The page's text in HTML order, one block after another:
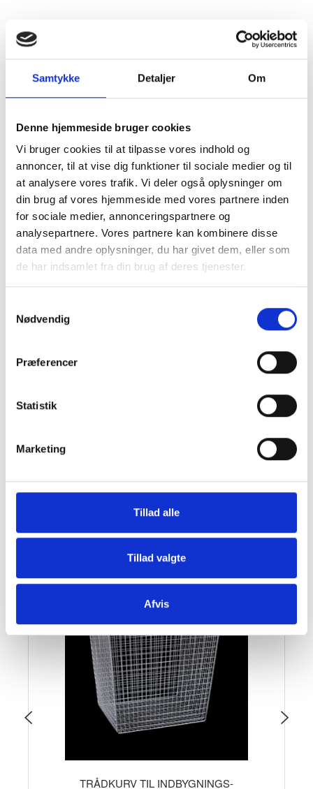
Samtykke Detaljer Om
Denne hjemmeside bruger cookies
Vi bruger cookies til at tilpasse vores indhold og
annoncer, til at vise dig funktioner til sociale medier og til
at analysere vores trafik. Vi deler også oplysninger om
din brug af vores hjemmeside med vores partnere inden
for sociale medier, annonceringspartnere og
analysepartnere. Vores partnere kan kombinere disse
data med andre oplysninger, du har givet dem, eller som
de har indsamlet fra din brug af deres tjenester.
Nødvendig
Præferencer
Statistik
Marketing
Tillad alle
Tillad valgte
Afvis
Affaldsskakt - Åbning til affaldsindkast i bordplade,
rustfri stål / sort, Proox Dark Passion - DP-280
ønsker affaldsbeholderen monteret under bordpladen.
andet.
Produceret i kraftig 2 mm. rustfri stål og lakeret i sort med
flot mat finish.
Beregnet til indbygning i bordplade eller væg og giver en flot
afslutning og finish.
Kan både monteres ovenpå bordpladen og under. Monteres
den ovenpå bordpladen dækkes udskæringen af hullet af
kanten på affaldsindkastet.
Ideen er, at man på den anden side af væggen eller under
Trådkurv kan leveres separat.
materiale: rustfri børstet stål - matsort finish.
Hent monteringsvejledning her
SE OGSÅ DENNE VARE - PASSER GODT SAMMEN:
TRÅDKURV TIL INDBYGNINGS-